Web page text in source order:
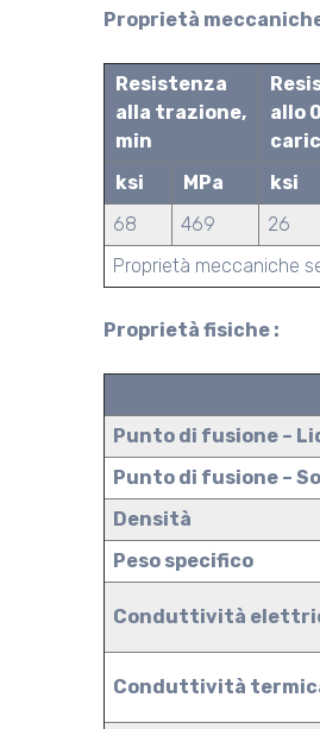
Proprietà
Proprietà meccaniche
Resistenza
alla trazione,
min
allo
ksi MPa ksi
68
469 26
Proprietà fisiche :
Punto di fusione –
Punto di fusione –
Densità
Peso specifico
Conduttività
Conduttività